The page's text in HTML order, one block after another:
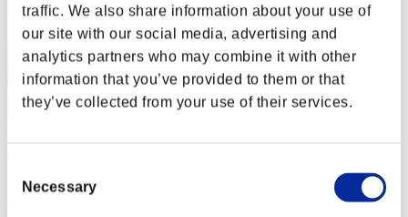
traffic. We also share information about your use of
our site with our social media, advertising and
analytics partners who may combine it with other
information that you’ve provided to them or that
they’ve collected from your use of their services.
Selection
Necessary
Wonderlands360
スコア:Lv:30/08'44"82